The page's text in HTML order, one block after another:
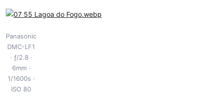
Panasonic
DMC-LF1
ƒ/2.8
6mm
1/1600s
ISO 80